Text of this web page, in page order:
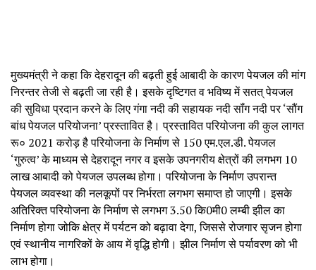
मुख्यमंत्री ने कहा कि देहरादून की बढ़ती हुई आबादी के कारण पेयजल की मांग
निरन्तर तेजी से बढ़ती जा रही है। इसके दृष्टिगत व भविष्य में सतत् पेयजल
की सुविधा प्रदान करने के लिए गंगा नदी की सहायक नदी सॉंग नदी पर ‘सौंग
बांध पेयजल परियोजना’ प्रस्तावित है। प्रस्तावित परियोजना की कुल लागत
रू० 2021 करोड़ है परियोजना के निर्माण से 150 एम.एल.डी. पेयजल
‘गुरुत्व’ के माध्यम से देहरादून नगर व इसके उपनगरीय क्षेत्रों की लगभग 10
लाख आबादी को पेयजल उपलब्ध होगा। परियोजना के निर्माण उपरान्त
पेयजल व्यवस्था की नलकूपों पर निर्भरता लगभग समाप्त हो जाएगी। इसके
अतिरिक्त परियोजना के निर्माण से लगभग 3.50 कि0मी0 लम्बी झील का
निर्माण होगा जोकि क्षेत्र में पर्यटन को बढ़ावा देगा, जिससे रोजगार सृजन होगा
एवं स्थानीय नागरिकों के आय में वृद्धि होगी। झील निर्माण से पर्यावरण को भी
लाभ होगा।